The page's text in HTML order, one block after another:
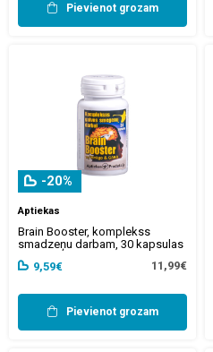
Pievienot grozam
-20%
Aptiekas
Brain Booster, komplekss
smadzeņu darbam, 30 kapsulas
9,59€
11,99€
Pievienot grozam